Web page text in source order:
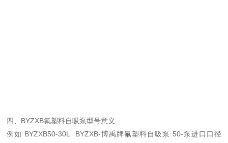
四、BYZXB氟塑料自吸泵型号意义
例如 BYZXB50-30L BYZXB-博禹牌氟塑料自吸泵 50-泵进口口径